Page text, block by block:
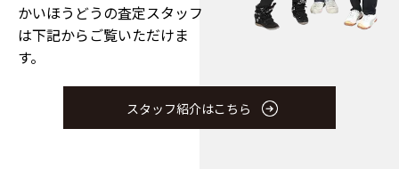
かいほうどうの査定スタッフ
は下記からご覧いただけま
す。
スタッフ紹介はこちら